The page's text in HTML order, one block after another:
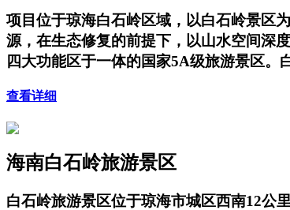
项目位于琼海白石岭区域，以白石岭景区
源，在生态修复的前提下，以山水空间深
四大功能区于一体的国家5A级旅游景区
查看详细
海南白石岭旅游景区
白石岭旅游景区位于琼海市城区西南12公